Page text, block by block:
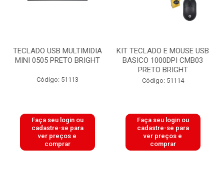
TECLADO USB MULTIMIDIA
MINI 0505 PRETO BRIGHT
Código: 51113
Faça seu login ou
cadastre-se para
ver preços e
comprar
KIT TECLADO E MOUSE USB
BASICO 1000DPI CMB03
PRETO BRIGHT
Código: 51114
Faça seu login ou
cadastre-se para
ver preços e
comprar